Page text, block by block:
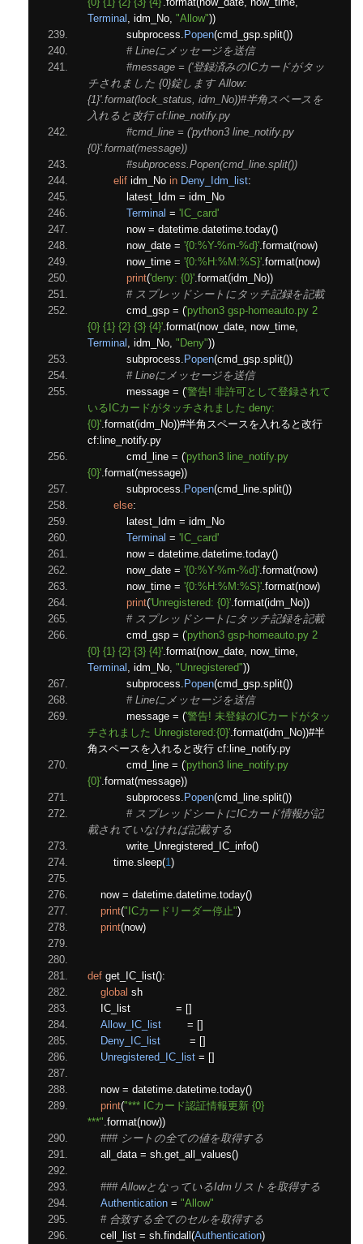
Terminal , idm_No, "Allow"))
            subprocess
. Popen(cmd_gsp.split())
# Lineにメッセージを送信
#message = ('登録済みのICカードがタッ
チされました {0}錠します Allow:
{1}'.format(lock_status, idm_No))#半角スペースを
入れると改行 cf:line_notify.py
#cmd_line = ('python3 line_notify.py
{0}'.format(message))
#subprocess.Popen(cmd_line.split())
elif idm_No in Deny_Idm_list:
            latest_Idm
= idm_No
Terminal = 'IC_card'
            now
= datetime.datetime.today()
            now_date
= '{0:%Y-%m-%d}'.format(now)
            now_time
= '{0:%H:%M:%S}'.format(now)
print('deny: {0}'.format(idm_No))
# スプレッドシートにタッチ記録を記載
            cmd_gsp
= ('python3 gsp-homeauto.py 2
{0} {1} {2} {3} {4}'.format(now_date, now_time,
Terminal , idm_No, "Deny"))
            subprocess
. Popen(cmd_gsp.split())
# Lineにメッセージを送信
            message
= ('警告! 非許可として登録されて
いるICカードがタッチされました deny:
{0}'.format(idm_No))#半角スペースを入れると改行
cf: line_notify.py
            cmd_line
= ('python3 line_notify.py
{0}'.format(message))
            subprocess
. Popen(cmd_line.split())
else:
            latest_Idm
= idm_No
Terminal = 'IC_card'
            now
= datetime.datetime.today()
            now_date
= '{0:%Y-%m-%d}'.format(now)
            now_time
= '{0:%H:%M:%S}'.format(now)
print('Unregistered: {0}'.format(idm_No))
# スプレッドシートにタッチ記録を記載
            cmd_gsp
= ('python3 gsp-homeauto.py 2
{0} {1} {2} {3} {4}'.format(now_date, now_time,
Terminal , idm_No, "Unregistered"))
            subprocess
. Popen(cmd_gsp.split())
# Lineにメッセージを送信
            message
= ('警告! 未登録のICカードがタッ
チされました Unregistered:{0}'.format(idm_No))#半
角スペースを入れると改行 cf: line_notify.py
            cmd_line
= ('python3 line_notify.py
{0}'.format(message))
            subprocess
. Popen(cmd_line.split())
# スプレッドシートにICカード情報が記
載されていなければ記載する
            write_Unregistered_IC_info
()
        time
.sleep(1)
    now
= datetime.datetime.today()
print("ICカードリーダー停止")
print(now)
def get_IC_list():
global sh
    IC_list
= []
Allow_IC_list
= []
Deny_IC_list
= []
Unregistered_IC_list = []
    now
= datetime.datetime.today()
print("*** ICカード認証情報更新 {0}
***".format(now))
### シートの全ての値を取得する
    all_data
= sh.get_all_values()
### AllowとなっているIdmリストを取得する
Authentication = "Allow"
# 合致する全てのセルを取得する
    cell_list
= sh.findall (Authentication)